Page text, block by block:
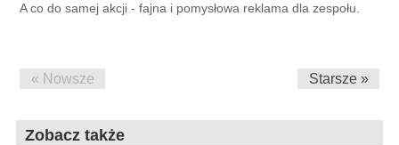
A co do samej akcji - fajna i pomysłowa reklama dla zespołu.
« Nowsze Starsze »
Zobacz także